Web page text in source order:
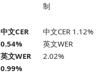
制
中文CER
0.54%
英文WER
0.99%
中文CER 1.12%
英文WER
2.02%